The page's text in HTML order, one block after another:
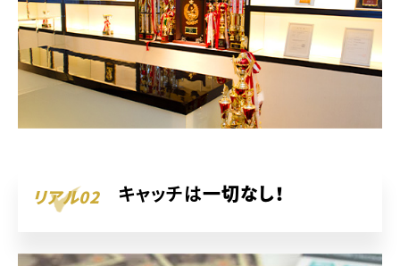
リアル02 キャッチは一切なし！